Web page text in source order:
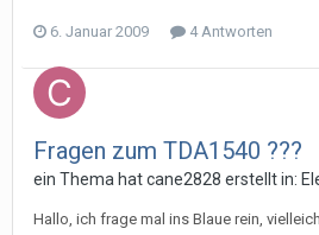
6. Januar 2009 4 Antworten
Fragen zum TDA1540 ???
ein Thema hatcane2828 erstellt in:
Hallo, ich frage mal ins Blaue rein,